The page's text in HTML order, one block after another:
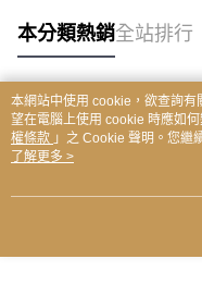
本分類熱銷全站排行
熱門標籤
本網站中使用 cookie，欲查詢
望在電腦上使用 cookie 時應如
權條款 」之 Cookie 聲明。您繼
用條款之 Cookie 聲明使用 cookie
了解更多 >